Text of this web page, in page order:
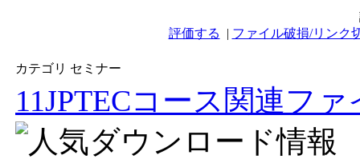
評価する | ファイル破損/リンク
カテゴリ セミナー
11JPTECコース関連フ